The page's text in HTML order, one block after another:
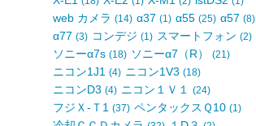
web カメラ (14) α37 (1) α55 (25) α57 (8)
α77 (3) コンデジ (1) スマートフォン (2)
ソニーα7s (18) ソニーα7（R） (21)
ニコン1J1 (4) ニコン1V3 (18)
ニコンD3 (4) ニコン１Ｖ１ (24)
フジＸ-Ｔ1 (37) ペンタックスＱ10 (1)